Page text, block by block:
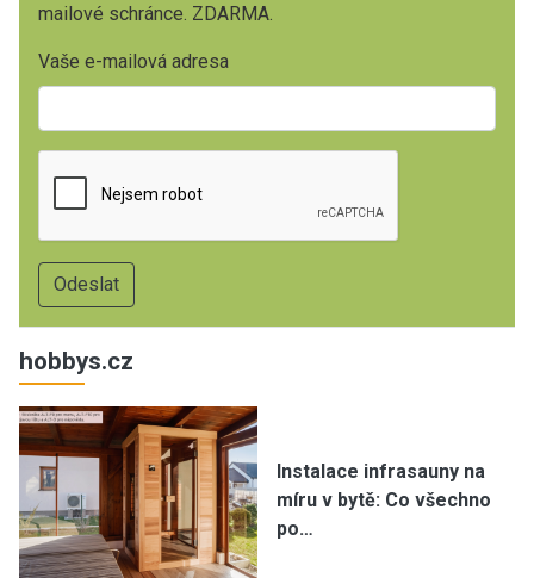
mailové schránce. ZDARMA.
Vaše e-mailová adresa
hobbys.cz
Instalace infrasauny na
míru v bytě: Co všechno
po…